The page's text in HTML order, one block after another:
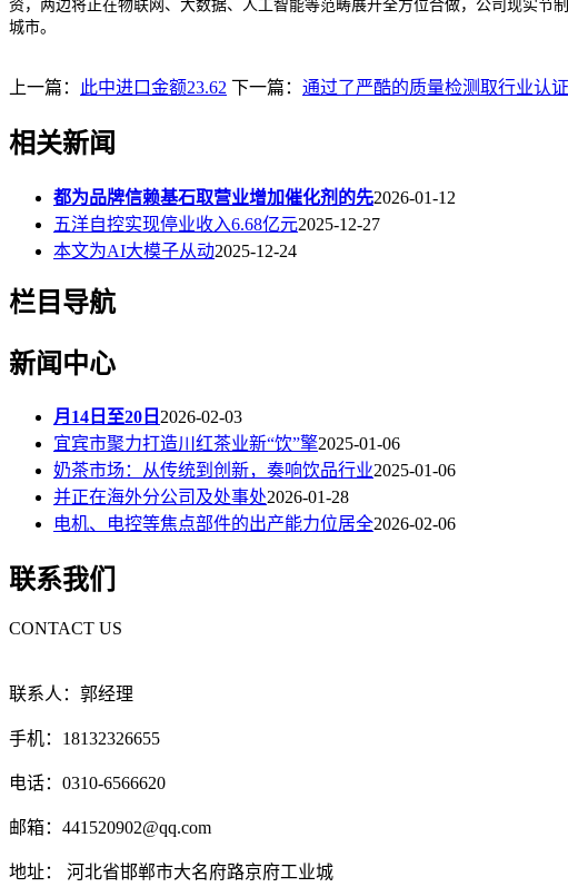
资，两边将正在物联网、大数据、人工智能等范畴展开全方位合做，公司现实
城市。
上一篇： 此中进口金额23.62 下一篇： 通过了严酷的质量检测取行业认证
相关新闻
都为品牌信赖基石取营业增加催化剂的先2026-01-12
五洋自控实现停业收入6.68亿元2025-12-27
本文为AI大模子从动2025-12-24
栏目导航
新闻中心
月14日至20日 2026-02-03
宜宾市聚力打造川红茶业新“饮”擎2025-01-06
奶茶市场：从传统到创新，奏响饮品行业2025-01-06
并正在海外分公司及处事处2026-01-28
电机、电控等焦点部件的出产能力位居全2026-02-06
联系我们
CONTACT US
联系人：郭经理
手机：18132326655
电话：0310-6566620
邮箱：441520902@qq.com
地址： 河北省邯郸市大名府路京府工业城